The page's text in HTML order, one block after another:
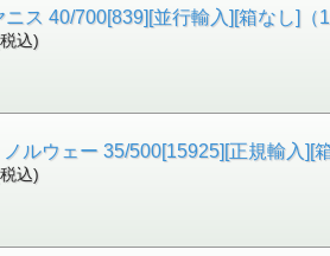
ス 40/700[839][並行輸入][箱なし]（
込)
ルウェー 35/500[15925][正規輸入][
込)